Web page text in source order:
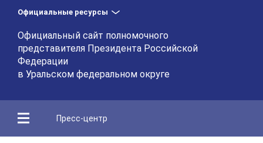
Официальные ресурсы
Официальный сайт полномочного
представителя Президента Российской
Федерации
в Уральском федеральном округе
Пресс-центр